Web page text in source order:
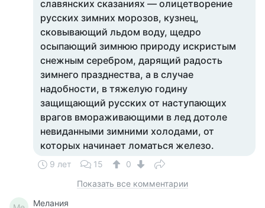
славянских сказаниях — олицетворение
русских зимних морозов, кузнец,
сковывающий льдом воду, щедро
осыпающий зимнюю природу искристым
снежным серебром, дарящий радость
зимнего празднества, а в случае
надобности, в тяжелую годину
защищающий русских от наступающих
врагов вмораживающими в лед дотоле
невиданными зимними холодами, от
которых начинает ломаться железо.
9 лет 15
0
Показать все комментарии
Мелания